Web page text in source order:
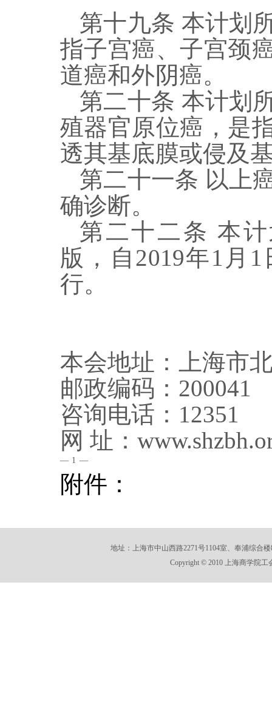
第十九条 本计划
指子宫癌、子宫颈
道癌和外阴癌。
第二十条 本计划
殖器官原位癌，是
透其基底膜或侵及
第二十一条 以上
确诊断。
第二十二条 本
版，自 2019年1 月 1
行。
本会地址：上海市
邮政编码 ： 200041
咨询电话： 12351
网 址：
— 1 —
附件：
地址：上海市中山西路2271号1104室、奉浦综合
Copyright © 2010 上海商学院工